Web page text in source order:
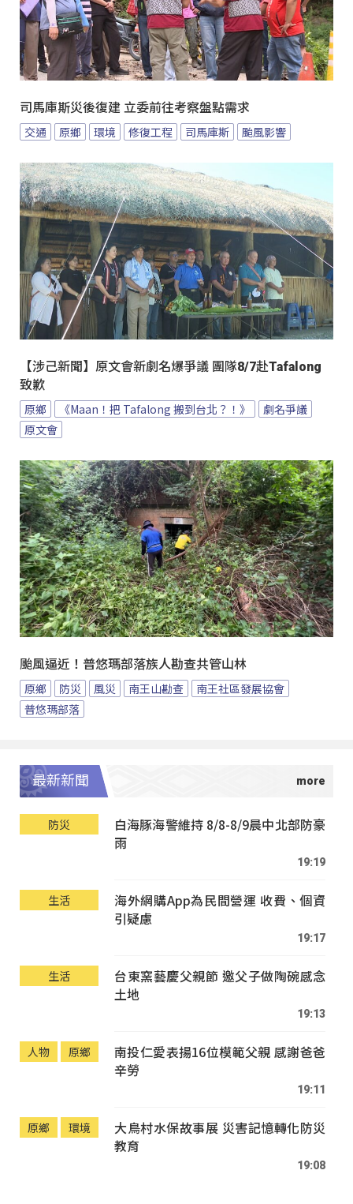
司馬庫斯災後復建 立委前往考察盤點需求
交通 原鄉 環境 修復工程 司馬庫斯 颱風影響
【涉己新聞】原文會新劇名爆爭議 團隊8/7赴Tafalong
致歉
原鄉 《Maan！把 Tafalong 搬到台北？！》
劇名爭議
原文會
颱風逼近！普悠瑪部落族人勘查共管山林
原鄉 防災 風災 南王山勘查
南王社區發展協會
普悠瑪部落
最新新聞
防災
白海豚海警維持 8/8-8/9晨中北部防豪
雨
19:19
生活
海外網購App為民間營運 收費、個資
引疑慮
19:17
生活
台東窯藝慶父親節 邀父子做陶碗感念
土地
19:13
人物 原鄉
南投仁愛表揚16位模範父親 感謝爸爸
辛勞
19:11
原鄉 環境
大鳥村水保故事展 災害記憶轉化防災
教育
19:08